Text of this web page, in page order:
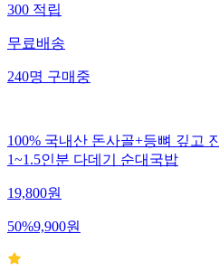
300 적립
무료배송
240명 구매중
100% 국내산 돈사골+등뼈 깊고
1~1.5인분 다데기 순대국밥
19,800원
50%9,900원